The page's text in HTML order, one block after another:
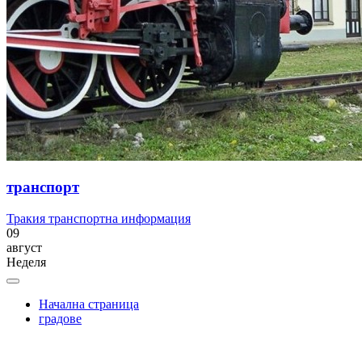
транспорт
Тракия транспортна информация
09
август
Неделя
Начална страница
градове